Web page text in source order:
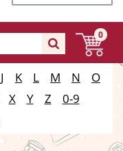
0
J K L M N
O
X Y Z
0-9